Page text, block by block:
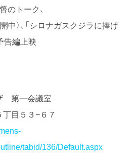
のトーク、
中）、「シロナガスクジラに捧げ
告編上映
第一会議室
目５３−６７
tabid/136/Default.aspx